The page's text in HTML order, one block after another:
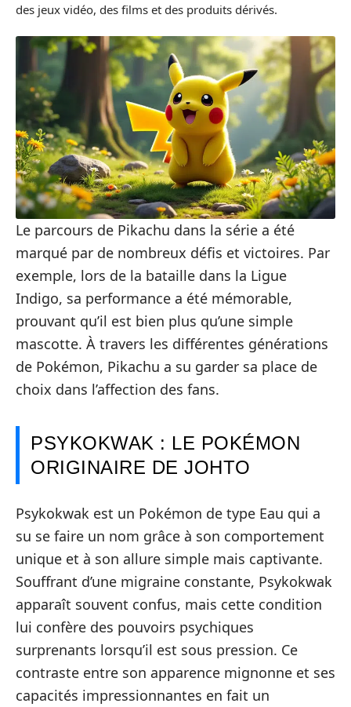
des jeux vidéo, des films et des produits dérivés.
Le parcours de Pikachu dans la série a été
marqué par de nombreux défis et victoires. Par
exemple, lors de la bataille dans la Ligue
Indigo, sa performance a été mémorable,
prouvant qu’il est bien plus qu’une simple
mascotte. À travers les différentes générations
de Pokémon, Pikachu a su garder sa place de
choix dans l’affection des fans.
PSYKOKWAK : LE POKÉMON
ORIGINAIRE DE JOHTO
Psykokwak est un Pokémon de type Eau qui a
su se faire un nom grâce à son comportement
unique et à son allure simple mais captivante.
Souffrant d’une migraine constante, Psykokwak
apparaît souvent confus, mais cette condition
lui confère des pouvoirs psychiques
surprenants lorsqu’il est sous pression. Ce
contraste entre son apparence mignonne et ses
capacités impressionnantes en fait un